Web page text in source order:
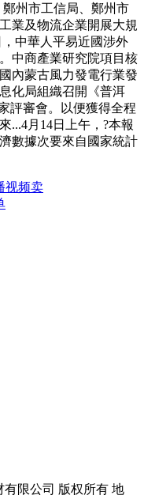
州市工信局、鄭州市
業及物流企業開展大規
中華人平易近國涉外
中商產業研究院項目核
內蒙古風力發電行業發
化局組織召開《普洱
評審會。以便獲得全程
...4月14日上午，?本報
數據次要來自國家統計
视频卖
有限公司 版权所有 地